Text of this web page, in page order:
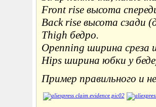
Front rise высота
Back rise высота сзади
Thigh бедро.
Openning ширина среза
Hips ширина юбки у
Пример правильного и